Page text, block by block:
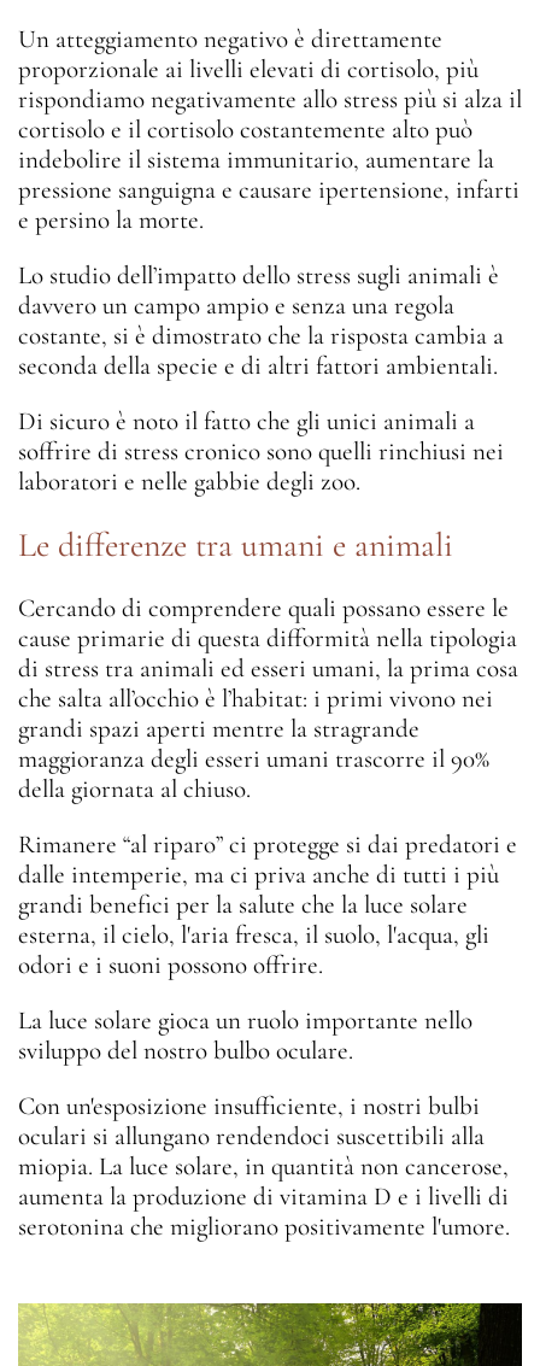
Un atteggiamento negativo è direttamente
proporzionale ai livelli elevati di cortisolo, più
rispondiamo negativamente allo stress più si alza il
cortisolo e il cortisolo costantemente alto può
indebolire il sistema immunitario, aumentare la
pressione sanguigna e causare ipertensione, infarti
e persino la morte.
Lo studio dell’impatto dello stress sugli animali è
davvero un campo ampio e senza una regola
costante, si è dimostrato che la risposta cambia a
seconda della specie e di altri fattori ambientali.
Di sicuro è noto il fatto che gli unici animali a
soffrire di stress cronico sono quelli rinchiusi nei
laboratori e nelle gabbie degli zoo.
Le differenze tra umani e animali
Cercando di comprendere quali possano essere le
cause primarie di questa difformità nella tipologia
di stress tra animali ed esseri umani, la prima cosa
che salta all’occhio è l’habitat: i primi vivono nei
grandi spazi aperti mentre la stragrande
maggioranza degli esseri umani trascorre il 90%
della giornata al chiuso.
Rimanere “al riparo” ci protegge si dai predatori e
dalle intemperie, ma ci priva anche di tutti i più
grandi benefici per la salute che la luce solare
esterna, il cielo, l'aria fresca, il suolo, l'acqua, gli
odori e i suoni possono offrire.
La luce solare gioca un ruolo importante nello
sviluppo del nostro bulbo oculare.
Con un'esposizione insufficiente, i nostri bulbi
oculari si allungano rendendoci suscettibili alla
miopia. La luce solare, in quantità non cancerose,
aumenta la produzione di vitamina D e i livelli di
serotonina che migliorano positivamente l'umore.